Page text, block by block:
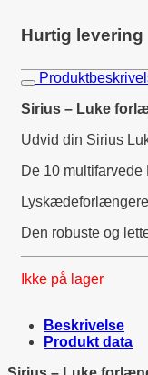
Hurtig levering
Sirius – Luke
Udvid din Sirius
De 10
Den robuste og
Ikke på lager
Beskrivelse
Produkt data